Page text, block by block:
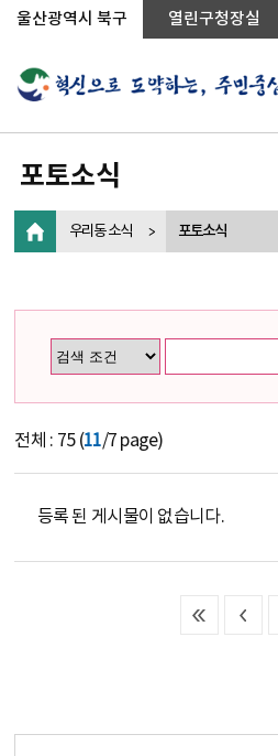
상단메뉴로 바로가기
전체메뉴로 바로가기
왼쪽메뉴로 바로가기
본문으로 바로가기
울산광역시 북구 열린구청장실
포토소식
우리동 소식 포토소식
전체 : 75 (11/7 page)
등록 된 게시물이 없습니다.